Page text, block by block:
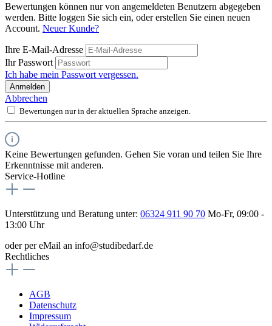
Bewertungen können nur von angemeldeten Benutzern abgegeben
werden. Bitte loggen Sie sich ein, oder erstellen Sie einen neuen
Account. Neuer Kunde?
Ihre E-Mail-Adresse
Ihr Passwort
Ich habe mein Passwort vergessen.
Anmelden
Abbrechen
Bewertungen nur in der aktuellen Sprache anzeigen.
Keine Bewertungen gefunden. Gehen Sie voran und teilen Sie Ihre
Erkenntnisse mit anderen.
Service-Hotline
Unterstützung und Beratung unter: 06324 911 90 70 Mo-Fr, 09:00 -
13:00 Uhr
oder per eMail an info@studibedarf.de
Rechtliches
AGB
Datenschutz
Impressum